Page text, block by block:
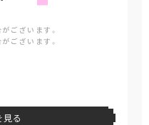
ございます。
ございます。
る